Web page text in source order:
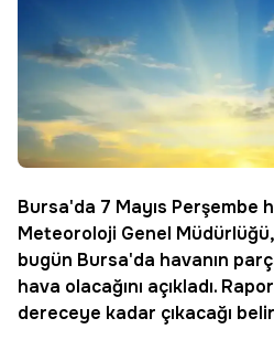
Bursa'da 7 Mayıs Perşembe
Meteoroloji Genel Müdürlüğü,
bugün Bursa'da havanın
hava olacağını açıkladı.
dereceye kadar çıkacağı